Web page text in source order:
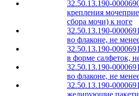
32.50.13.190-
крепления
сбора мочи) к ноге
32.50.13.190-
во флаконе, не
32.50.13.190-
в форме салфеток,
32.50.13.190-
во флаконе, не
32.50.13.190-
желирующие